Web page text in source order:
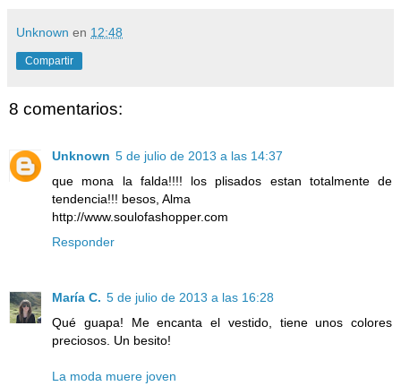
Unknown en 12:48
Compartir
8 comentarios:
Unknown 5 de julio de 2013 a las 14:37
que mona la falda!!!! los plisados estan totalmente de
tendencia!!! besos, Alma
http://www.soulofashopper.com
Responder
María C. 5 de julio de 2013 a las 16:28
Qué guapa! Me encanta el vestido, tiene unos colores
preciosos. Un besito!
La moda muere joven